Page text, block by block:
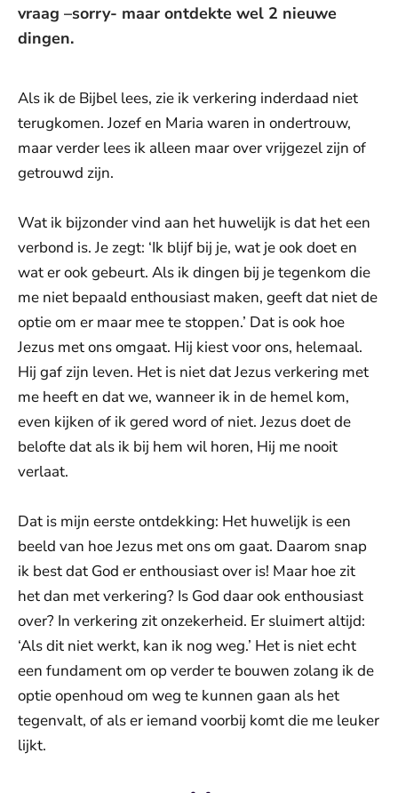
vraag –sorry- maar ontdekte wel 2 nieuwe
dingen.
Als ik de Bijbel lees, zie ik verkering inderdaad niet
terugkomen. Jozef en Maria waren in ondertrouw,
maar verder lees ik alleen maar over vrijgezel zijn of
getrouwd zijn.
Wat ik bijzonder vind aan het huwelijk is dat het een
verbond is. Je zegt: ‘Ik blijf bij je, wat je ook doet en
wat er ook gebeurt. Als ik dingen bij je tegenkom die
me niet bepaald enthousiast maken, geeft dat niet de
optie om er maar mee te stoppen.’ Dat is ook hoe
Jezus met ons omgaat. Hij kiest voor ons, helemaal.
Hij gaf zijn leven. Het is niet dat Jezus verkering met
me heeft en dat we, wanneer ik in de hemel kom,
even kijken of ik gered word of niet. Jezus doet de
belofte dat als ik bij hem wil horen, Hij me nooit
verlaat.
Dat is mijn eerste ontdekking: Het huwelijk is een
beeld van hoe Jezus met ons om gaat. Daarom snap
ik best dat God er enthousiast over is! Maar hoe zit
het dan met verkering? Is God daar ook enthousiast
over? In verkering zit onzekerheid. Er sluimert altijd:
‘Als dit niet werkt, kan ik nog weg.’ Het is niet echt
een fundament om op verder te bouwen zolang ik de
optie openhoud om weg te kunnen gaan als het
tegenvalt, of als er iemand voorbij komt die me leuker
lijkt.